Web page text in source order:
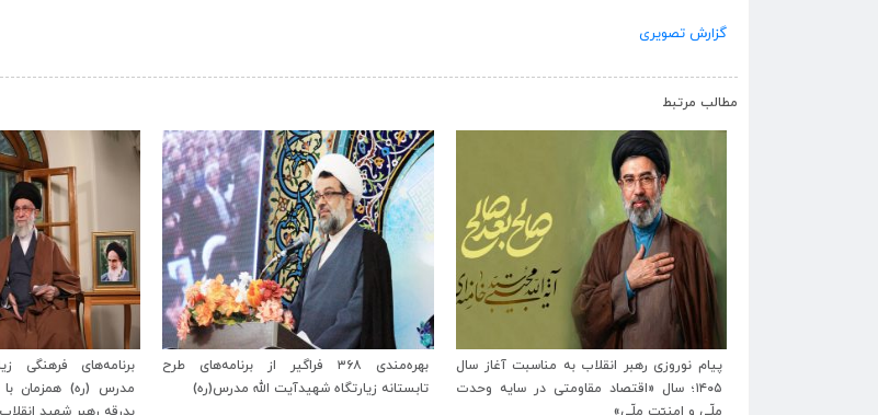
گزارش تصویری
مطالب مرتبط
پیام نوروزی رهبر انقلاب به مناسبت آغاز سال
۱۴۰۵؛ سال «اقتصاد مقاومتی در سایه وحدت
ملّی و امنیّت ملّی»
بهره‌مندی ۳۶۸ فراگیر از برنامه‌های طرح
تابستانه زیارتگاه شهیدآیت الله مدرس(ره)
برنامه‌های فرهنگی
مدرس (ره) همزمان
بدرقه رهبر شهید